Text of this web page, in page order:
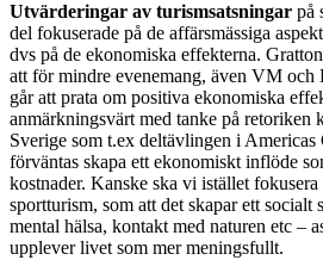
Utvärderingar av turismsatsningar på
del fokuserade på de affärsmässiga
dvs på de ekonomiska effekterna.
att för mindre evenemang, även VM och
går att prata om positiva ekonomiska
anmärkningsvärt med tanke på retoriken
Sverige som t.ex deltävlingen i
förväntas skapa ett ekonomiskt inflöde
kostnader. Kanske ska vi istället
sportturism, som att det skapar ett socialt
mental hälsa, kontakt med naturen etc –
upplever livet som mer meningsfullt.